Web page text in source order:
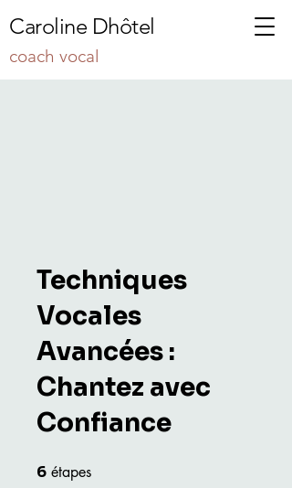
Caroline Dhôtel
coach vocal
Techniques
Vocales
Avancées :
Chantez avec
Confiance
6 étapes